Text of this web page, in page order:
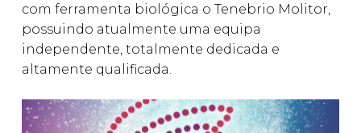
com ferramenta biológica o Tenebrio Molitor,
possuindo atualmente uma equipa
independente, totalmente dedicada e
altamente qualificada.